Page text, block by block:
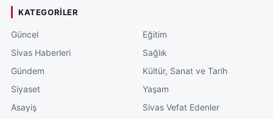
KATEGORILER
Güncel
Sivas Haberleri
Gündem
Siyaset
Asayiş
Eğitim
Sağlık
Kültür, Sanat ve Tarih
Yaşam
Sivas Vefat Edenler